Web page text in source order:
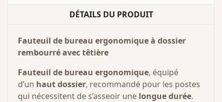
DÉTAILS DU PRODUIT
Fauteuil de bureau ergonomique à dossier
rembourré avec têtière
Fauteuil de bureau ergonomique, équipé
d’un haut dossier, recommandé pour les postes
qui nécessitent de s’asseoir une longue durée.